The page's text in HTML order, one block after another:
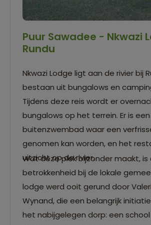
Puur Sawadee - Nkwazi
Rundu
Nkwazi Lodge ligt aan de rivier bij
bestaan uit bungalows en
Tijdens deze reis wordt er
bungalows op het terrein. Er is een
buitenzwembad waar een
genomen kan worden, en het
uitzicht op de rivier.
Wat deze plek bijzonder maakt, is
betrokkenheid bij de lokale
lodge werd ooit gerund door
Wynand, die een belangrijk
het nabijgelegen dorp: een